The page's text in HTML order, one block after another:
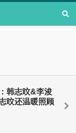
韩志旼&李浚
旼还温暖照顾